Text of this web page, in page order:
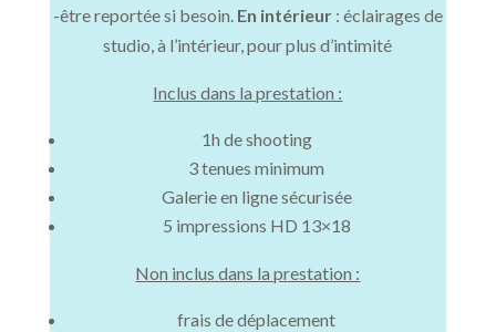
-être reportée si besoin. En intérieur: éclairages de
studio, à l’intérieur, pour plus d’intimité
Inclus dans la prestation :
1h de shooting
3 tenues minimum
Galerie en ligne sécurisée
5 impressions HD 13×18
Non inclus dans la prestation :
frais de déplacement